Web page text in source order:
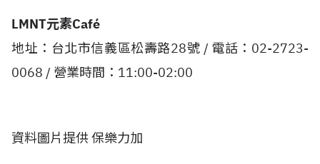
LMNT元素Café
地址：台北市信義區松壽路28號 / 電話：02-2723-
0068 / 營業時間：11:00-02:00
資料圖片提供 保樂力加